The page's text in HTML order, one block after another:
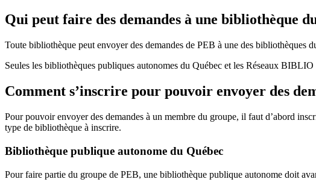
Qui peut faire des demandes à une bibliothèque
Toute bibliothèque peut envoyer des demandes de PEB à une des bibliothèques
Seules les bibliothèques publiques autonomes du Québec et les Réseaux
Comment s’inscrire pour pouvoir envoyer des
Pour pouvoir envoyer des demandes à un membre du groupe, il faut d’abord
type de bibliothèque à inscrire.
Bibliothèque publique autonome du Québec
Pour faire partie du groupe de PEB, une bibliothèque publique autonome doit